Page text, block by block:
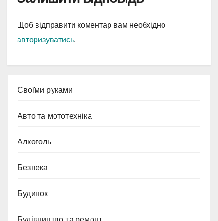
Щоб відправити коментар вам необхідно
авторизуватись.
Cвоїми руками
Авто та мототехніка
Алкоголь
Безпека
Будинок
Будівництво та ремонт